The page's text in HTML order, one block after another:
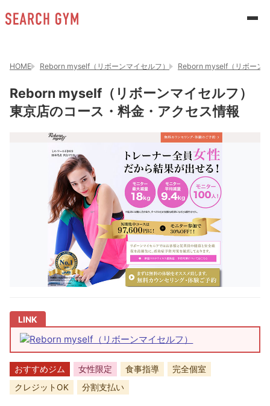
HOME Reborn myself（リボーンマイセルフ） Reborn myself（リボーン
Reborn myself（リボーンマイセルフ）
東京店のコース・料金・アクセス情報
Reborn myself（リボーンマイセルフ）
おすすめジム 女性限定 食事指導
完全個室
クレジットOK
分割支払い